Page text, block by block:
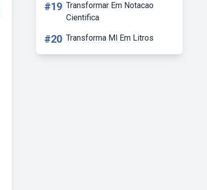
#19 Transformar Em Notacao
Cientifica
#20 Transforma Ml Em Litros